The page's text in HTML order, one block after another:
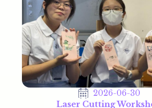
2026-06-30
Laser Cutting